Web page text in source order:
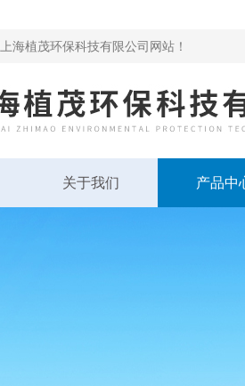
海植茂环保科技有限公司网站！
关于我们 产品中